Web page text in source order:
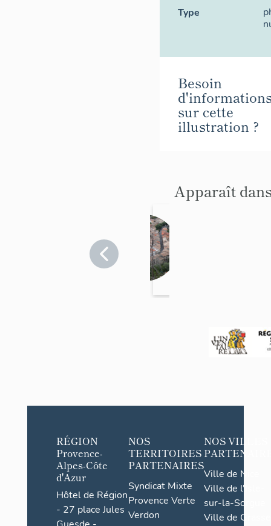
Type
Besoin
sur cette
illustration ?
Apparaît
RÉGION
Provence-
Alpes-Côte
d'Azur
Hôtel de Région
- 27 place Jules
NOS
TERRITOIRES
PARTENAIRES
Syndicat Mixte
Provence Verte
Verdon
NOS VILLES
Ville de Nice
Ville de l'Isle-
sur-la-Sorgue
Ville de Grasse